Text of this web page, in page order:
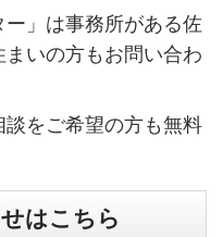
ー」は事務所がある佐
いの方もお問い合わ
をご希望の方も無料
はこちら